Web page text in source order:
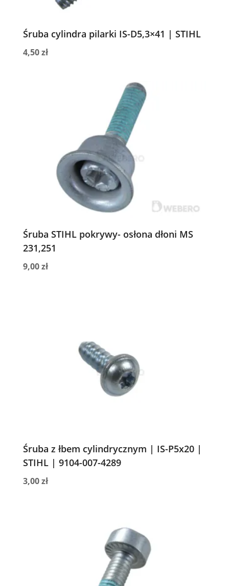
Śruba cylindra pilarki IS-D5,3×41 | STIHL
4,50zł
Śruba STIHL pokrywy- osłona dłoni MS
231,251
9,00zł
Śruba z łbem cylindrycznym | IS-P5x20 |
STIHL | 9104-007-4289
3,00zł